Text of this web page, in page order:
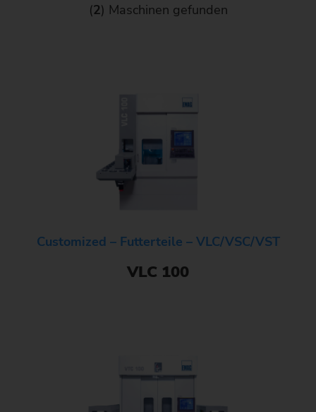
(2) Maschinen gefunden
Customized – Futterteile – VLC/VSC/VST
VLC 100